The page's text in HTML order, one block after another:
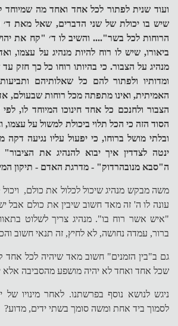
ועוד שנית לפתור לכל אחד ואחד מה שמיוחד
שיש בו יכולת של שני הדברים, שאל מאת ד׳
הרוחות לכל בשר".... והשיב לו ד׳ "קח את
ביאורו, שיש לו רוח להיות מנהיג על עצמו,
מנהיג על הצבור. כי בהיותו רוחו כל כך חזק
ומדותיו ולפתור להם כל שאלותיהם
האמיתית, ואינו מתפתה מכל רוחות שבעולם,
הצבור ולחנכם כל אחד חינוכו המיוחד לו, לפי
הסוד הזה כי הכל תלוי ביכולת למשול על
ובלתי מושל ברוחו, כי יפעול עליו נגיעה
ינטה לצדדין איך יבוא להנהיג את הציבור"
ה"סבא מנובהרדוק" - מדרגת האדם - תיקון
משה מבקש מנהיג שיכול לכלול את כולם,
עונה לו ה' זה מאד חשוב שיבין את כולם אבל
"איש אשר רוח בו". מנהיג צריך לשלוט
ברור, עמדה נחושה, לא לחיץ, זה תנאי חשוב
גם ב"בין הזמנים" חשוב מאד שיהיה לכל אחד
שכל אחד ואחד לא יהיה מושפע מהסביבה אלא
ניגש לנושא נוסף בפרשתנו. לאחר מינויו
לסמוך ביד אחת ומשה סומך בשתי ידים, מדוע?